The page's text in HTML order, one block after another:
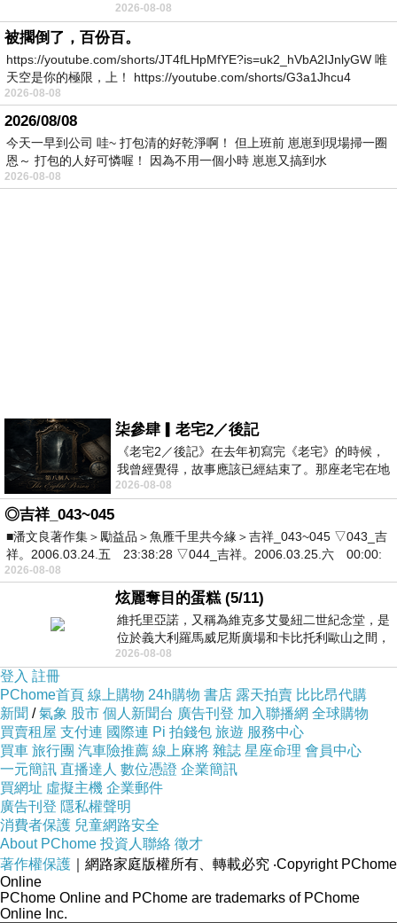
堡市吃晚餐和過夜
2026-08-08
被擱倒了，百份百。
https://youtube.com/shorts/JT4fLHpMfYE?is=uk2_hVbA2IJnlyGW 唯
天空是你的極限，上！ https://youtube.com/shorts/G3a1Jhcu4
2026-08-08
2026/08/08
今天一早到公司 哇~ 打包清的好乾淨啊！ 但上班前 崽崽到現場掃一圈
恩～ 打包的人好可憐喔！ 因為不用一個小時 崽崽又搞到水
2026-08-08
柒參肆▎老宅2／後記
《老宅2／後記》在去年初寫完《老宅》的時候，
我曾經覺得，故事應該已經結束了。那座老宅在地
震中倒塌，七個人終於離開那片黑暗，
2026-08-08
◎吉祥_043~045
■潘文良著作集＞勵益品＞魚雁千里共今緣＞吉祥_043~045 ▽043_吉
祥。2006.03.24.五 23:38:28 ▽044_吉祥。2006.03.25.六 00:00:
2026-08-08
炫麗奪目的蛋糕 (5/11)
維托里亞諾，又稱為維克多艾曼紐二世紀念堂，是
位於義大利羅馬威尼斯廣場和卡比托利歐山之間，
用以紀念統一義大利統一後的的第一位國
2026-08-08
登入 註冊
PChome首頁 線上購物 24h購物 書店 露天拍賣 比比昂代購
新聞 /氣象 股市 個人新聞台 廣告刊登 加入聯播網 全球購物
買賣租屋 支付連 國際連 Pi 拍錢包 旅遊 服務中心
買車 旅行團 汽車險推薦 線上麻將 雜誌 星座命理 會員中心
一元簡訊 直播達人 數位憑證 企業簡訊
買網址 虛擬主機 企業郵件
廣告刊登 隱私權聲明
消費者保護 兒童網路安全
About PChome 投資人聯絡 徵才
著作權保護 ｜網路家庭版權所有、轉載必究 ‧Copyright PChome
Online
PChome Online and PChome are trademarks of PChome
Online Inc.